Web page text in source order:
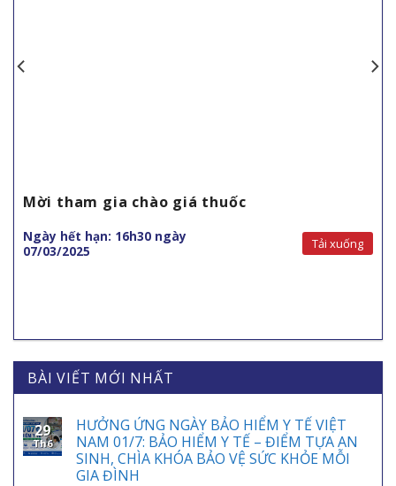
Mời tham gia chào giá thuốc
Ngày hết hạn: 16h30 ngày
07/03/2025
Tải xuống
BÀI VIẾT MỚI NHẤT
29
Th6
HƯỞNG ỨNG NGÀY BẢO HIỂM Y TẾ VIỆT
NAM 01/7: BẢO HIỂM Y TẾ – ĐIỂM TỰA AN
SINH, CHÌA KHÓA BẢO VỆ SỨC KHỎE MỖI
GIA ĐÌNH